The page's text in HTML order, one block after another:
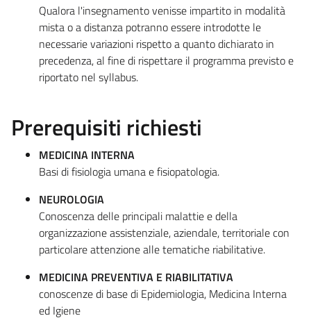
Qualora l'insegnamento venisse impartito in modalità
mista o a distanza potranno essere introdotte le
necessarie variazioni rispetto a quanto dichiarato in
precedenza, al fine di rispettare il programma previsto e
riportato nel syllabus.
Prerequisiti richiesti
MEDICINA INTERNA
Basi di fisiologia umana e fisiopatologia.
NEUROLOGIA
Conoscenza delle principali malattie e della
organizzazione assistenziale, aziendale, territoriale con
particolare attenzione alle tematiche riabilitative.
MEDICINA PREVENTIVA E RIABILITATIVA
conoscenze di base di Epidemiologia, Medicina Interna
ed Igiene